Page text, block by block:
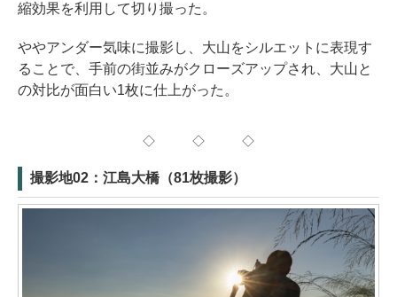
縮効果を利用して切り撮った。
ややアンダー気味に撮影し、大山をシルエットに表現す
ることで、手前の街並みがクローズアップされ、大山と
の対比が面白い1枚に仕上がった。
◇ ◇ ◇
撮影地02：江島大橋（81枚撮影）